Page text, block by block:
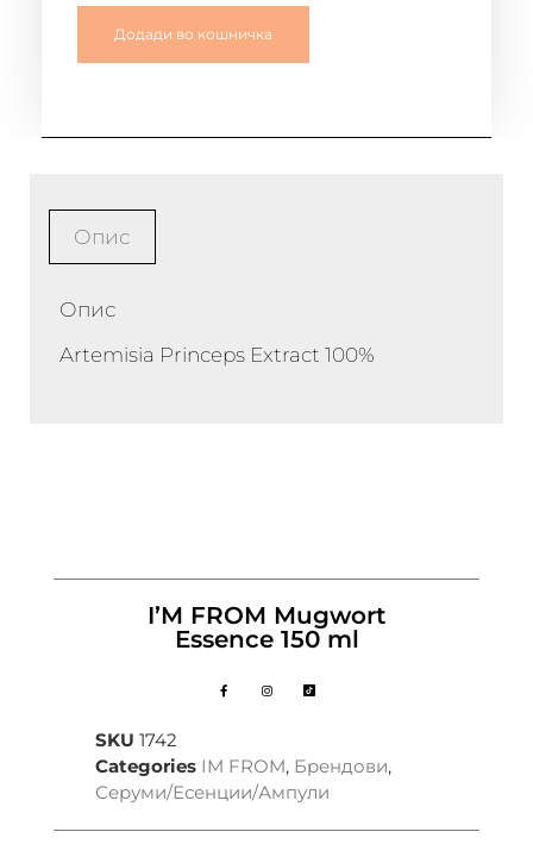
Додади во кошничка
Опис
Опис
Artemisia Princeps Extract 100%
I’M FROM Mugwort
Essence 150 ml
SKU 1742
Categories IM FROM, Брендови,
Серуми/Есенции/Ампули